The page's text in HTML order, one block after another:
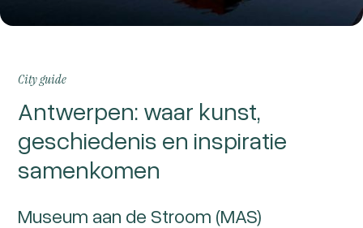
City guide
Antwerpen: waar kunst,
geschiedenis en inspiratie
samenkomen
Museum aan de Stroom (MAS)